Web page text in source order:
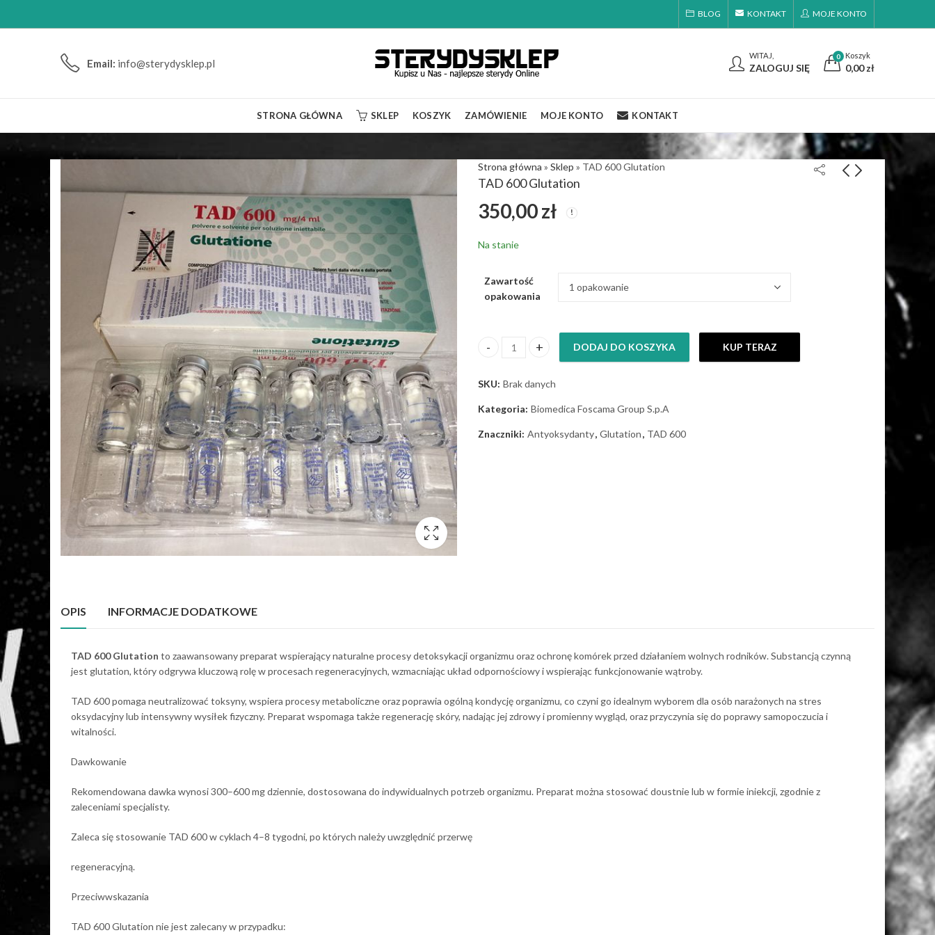
BLOG KONTAKT MOJE KONTO
Email: info@sterydysklep.pl
WITAJ,
ZALOGUJ SIĘ
0 Koszyk
0,00zł
STRONA GŁÓWNA SKLEP KOSZYK ZAMÓWIENIE MOJE KONTO KONTAKT
Strona główna » Sklep » TAD 600 Glutation
TAD 600 Glutation
350,00zł
Na stanie
Zawartość
opakowania
TAD 600 Glutation ilość
DODAJ DO KOSZYKA KUP TERAZ
SKU: Brak danych
Kategoria: Biomedica Foscama Group S.p.A
Znaczniki: Antyoksydanty, Glutation, TAD 600
OPIS INFORMACJE DODATKOWE
TAD 600 Glutation to zaawansowany preparat wspierający naturalne procesy detoksykacji organizmu oraz ochronę komórek przed działaniem wolnych rodników. Substancją czynną
jest glutation, który odgrywa kluczową rolę w procesach regeneracyjnych, wzmacniając układ odpornościowy i wspierając funkcjonowanie wątroby.
TAD 600 pomaga neutralizować toksyny, wspiera procesy metaboliczne oraz poprawia ogólną kondycję organizmu, co czyni go idealnym wyborem dla osób narażonych na stres
oksydacyjny lub intensywny wysiłek fizyczny. Preparat wspomaga także regenerację skóry, nadając jej zdrowy i promienny wygląd, oraz przyczynia się do poprawy samopoczucia i
witalności.
Dawkowanie
Rekomendowana dawka wynosi 300–600 mg dziennie, dostosowana do indywidualnych potrzeb organizmu. Preparat można stosować doustnie lub w formie iniekcji, zgodnie z
zaleceniami specjalisty.
Zaleca się stosowanie TAD 600 w cyklach 4–8 tygodni, po których należy uwzględnić przerwę
regeneracyjną.
Przeciwwskazania
TAD 600 Glutation nie jest zalecany w przypadku: